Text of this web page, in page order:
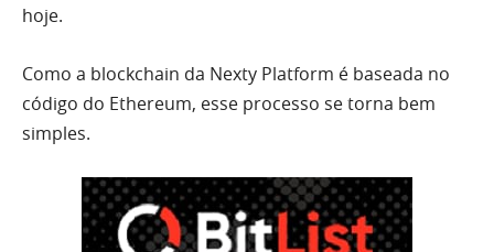
hoje.
Como a blockchain da Nexty Platform é baseada no
código do Ethereum, esse processo se torna bem
simples.